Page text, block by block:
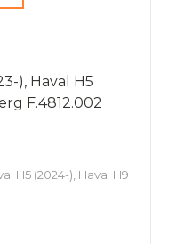
), Haval H5
F.4812.002
H5 (2024-), Haval H9